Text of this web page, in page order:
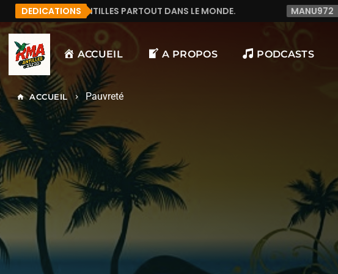
DEDICATIONS
ÉCOUTE RMA ANTILLES PARTOUT DANS LE MONDE. MANU972
ACCUEIL A PROPOS PODCASTS
home ACCUEIL keyboard_arrow_right Pauvreté